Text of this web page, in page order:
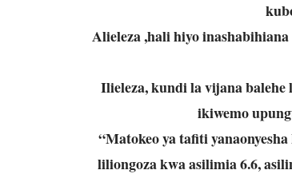
Alieleza ,hali hiyo
Ilieleza, kundi la vijana
ikiwemo
“Matokeo ya tafiti
liliongoza kwa asilimia 6.6,